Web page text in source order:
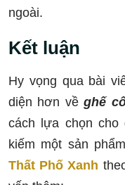
ngoài.
Kết luận
Hy vọng qua bài
diện hơn vềghế
cách lựa chọn cho
kiếm một sản
Thất Phố Xanh